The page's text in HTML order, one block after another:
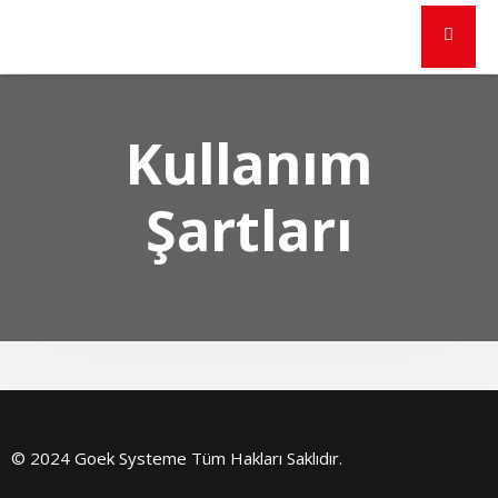
Kullanım
Şartları
© 2024 Goek Systeme Tüm Hakları Saklıdır.